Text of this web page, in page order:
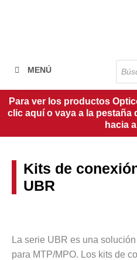
MENÚ
de
Para ver los productos
clic aquí o vaya a la
hacia
Kits de
UBR
La serie UBR es una
para MTP/MPO. Los kits de